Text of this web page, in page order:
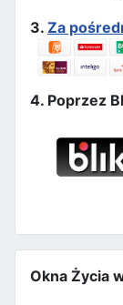
3. Za
4. Poprzez
Okna Życia